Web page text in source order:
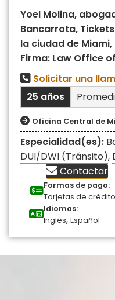
Yoel Molina,
Bancarrota,
la ciudad de Miami,
Firma: Law Office
Solicitar una
25 años
Oficina Central de
Especialidad(es):
DUI/DWI (Tránsito),
Contactar
Formas de pago:
Tarjetas de crédito
Idiomas:
Inglés, Español